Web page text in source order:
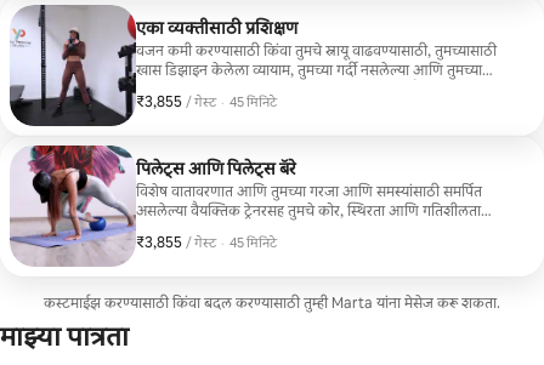
एका व्यक्तीसाठी प्रशिक्षण
वजन कमी करण्यासाठी किंवा तुमचे स्नायू वाढवण्यासाठी, तुमच्यासाठी
खास डिझाइन केलेला व्यायाम, तुमच्या गर्दी नसलेल्या आणि तुमच्या
तुमचे मार्गदर्शन करेल
₹3,855 / गेस्ट
₹3,855 प्रति गेस्ट
, · 45 मिनिटे
पिलेट्स आणि पिलेट्स बॅरे
विशेष वातावरणात आणि तुमच्या गरजा आणि समस्यांसाठी समर्पित
असलेल्या वैयक्तिक ट्रेनरसह तुमचे कोर, स्थिरता आणि गतिशीलता
करणाऱ्यांसाठी आणि चुकीची पवित्रा स्थिती असलेल्यांसाठी पिलेट्स किती
₹3,855 / गेस्ट
₹3,855 प्रति गेस्ट
, · 45 मिनिटे
कस्टमाईझ करण्यासाठी किंवा बदल करण्यासाठी तुम्ही Marta यांना मेसेज करू शकता.
माझ्या पात्रता